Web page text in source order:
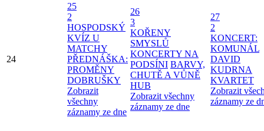
24
25
2
HOSPODSKÝ
KVÍZ U
MATCHY
PŘEDNÁŠKA:
PROMĚNY
DOBRUŠKY
Zobrazit
všechny
záznamy ze dne
26
3
KOŘENY
SMYSLŮ
KONCERTY NA
PODSÍNI BARVY,
CHUTĚ A VŮNĚ
HUB
Zobrazit všechny
záznamy ze dne
27
2
KONCERT:
KOMUNÁL
DAVID
KUDRNA
KVARTET
Zobrazit
záznamy ze